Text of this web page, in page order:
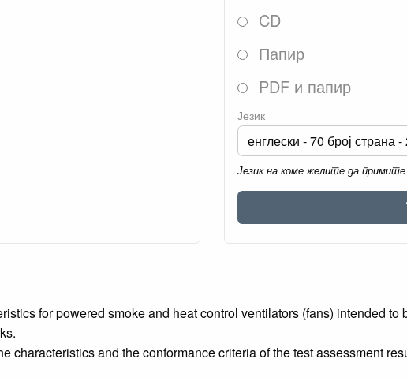
CD
Папир
PDF и папир
Језик
Језик на коме желите да
for powered smoke and heat control ventilators (fans) intended
characteristics and the conformance criteria of the test assessment